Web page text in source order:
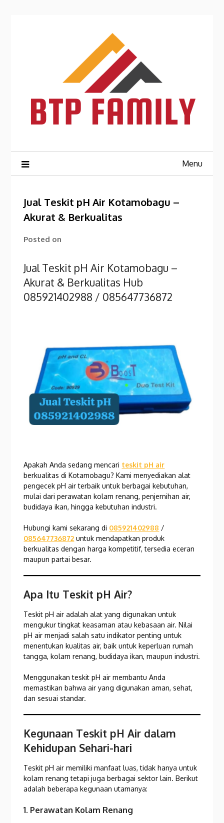
Menu
Jual Teskit pH Air Kotamobagu –
Akurat & Berkualitas
Posted on
Jual Teskit pH Air Kotamobagu –
Akurat & Berkualitas Hub
085921402988 / 085647736872
Apakah Anda sedang mencari teskit pH air
berkualitas di Kotamobagu? Kami menyediakan alat
pengecek pH air terbaik untuk berbagai kebutuhan,
mulai dari perawatan kolam renang, penjernihan air,
budidaya ikan, hingga kebutuhan industri.
Hubungi kami sekarang di 085921402988 /
085647736872 untuk mendapatkan produk
berkualitas dengan harga kompetitif, tersedia eceran
maupun partai besar.
Apa Itu Teskit pH Air?
Teskit pH air adalah alat yang digunakan untuk
mengukur tingkat keasaman atau kebasaan air. Nilai
pH air menjadi salah satu indikator penting untuk
menentukan kualitas air, baik untuk keperluan rumah
tangga, kolam renang, budidaya ikan, maupun industri.
Menggunakan teskit pH air membantu Anda
memastikan bahwa air yang digunakan aman, sehat,
dan sesuai standar.
Kegunaan Teskit pH Air dalam
Kehidupan Sehari-hari
Teskit pH air memiliki manfaat luas, tidak hanya untuk
kolam renang tetapi juga berbagai sektor lain. Berikut
adalah beberapa kegunaan utamanya:
1. Perawatan Kolam Renang